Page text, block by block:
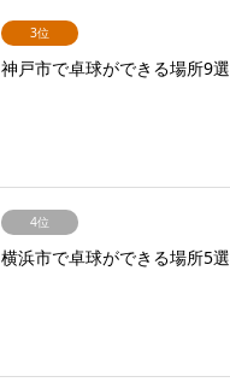
3位
神戸市で卓球ができる場所9選
4位
横浜市で卓球ができる場所5選